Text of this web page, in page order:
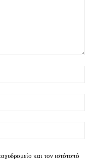
και τον ιστότοπό